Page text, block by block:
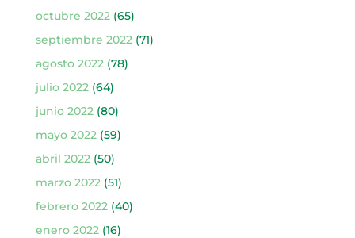
octubre 2022(65)
septiembre 2022(71)
agosto 2022(78)
julio 2022(64)
junio 2022(80)
mayo 2022(59)
abril 2022(50)
marzo 2022(51)
febrero 2022(40)
enero 2022(16)